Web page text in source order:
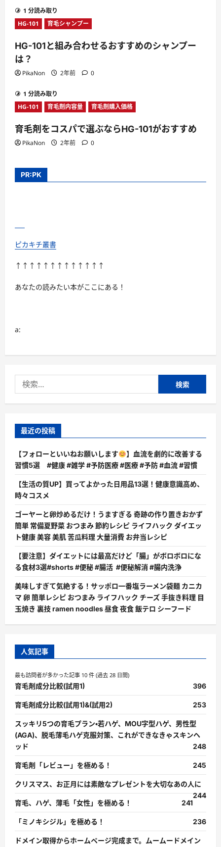
1 分読み取り
HG-101
育毛シャンプー
HG-101と組み合わせるおすすめのシャンプー
は？
PikaNon 2年前 0
1 分読み取り
HG-101
育毛剤内容量 育毛剤購入価格
育毛剤をコスパで選ぶならHG-101がおすすめ
PikaNon 2年前 0
PR:PK
ピカキチ叢書
↑↑↑↑↑↑↑↑↑↑↑↑↑
あなたの読みたい本がここにある！
a:
索:
最近の投稿
【フォローといいねお願いします
】血流を劇的に改善する
習慣5選 #健康 #雑学 #予防医療 #医療 #予防 #血流 #習慣
【生活の質UP】買ってよかった日用品13選！健康意識高め、
時々コスメ
ゴーヤーと卵炒めるだけ！うますぎる 奇跡の作り置きおかず
簡単 常備夏野菜 おつまみ 節約レシピ ライフハック ダイエッ
ト健康 美容 美肌 苦瓜料理 大量消費 お弁当レシピ
【要注意】ダイエットには最高だけど「腸」がボロボロにな
る食材3選#shorts #便秘 #腸活 #便秘解消 #腸内洗浄
美味しすぎて気絶する！サッポロ一番塩ラーメン袋麺 カニカ
マ 卵 簡単レシピ おつまみ ライフハック チーズ 手抜き料理 目
玉焼き 裏技 ramen noodles 昼食 夜食 飯テロ シーフード
人気記事
最も訪問者が多かった記事 10 件 (過去 28 日間)
育毛剤成分比較(試用1) 396
育毛剤成分比較(試用1)&(試用2) 253
スッキリ5つの育毛プラン・若ハゲ、MOU字型ハゲ、男性型
(AGA)、脱毛薄毛ハゲ克服対策、これができなきゃスキンヘ
ッド
248
育毛剤「レビュー」を極める！ 245
クリスマス、お正月には素敵なプレゼントを大切なあの人に
244
育毛、ハゲ、薄毛「女性」を極める！
241
「ミノキシジル」を極める！ 236
ドメイン取得からホームページ完成まで。ムームードメイン